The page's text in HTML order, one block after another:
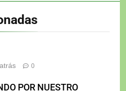
0
POR NUESTRO